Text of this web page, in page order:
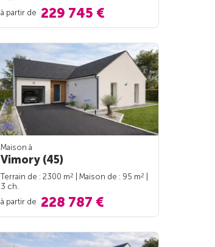
à partir de 229 745 €
Maison à
Vimory (45)
Terrain de : 2300 m2 | Maison de : 95 m2
3 ch.
à partir de 228 787 €